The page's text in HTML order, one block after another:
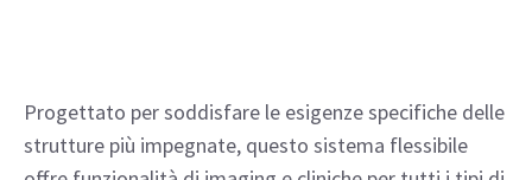
Progettato per soddisfare le esigenze specifiche delle
strutture più impegnate, questo sistema flessibile